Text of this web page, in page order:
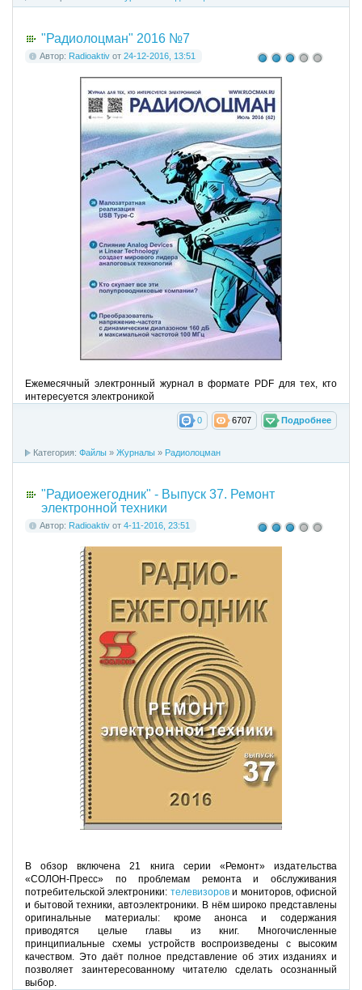
"Радиолоцман" 2016 №7
Автор: Radioaktiv от 24-12-2016, 13:51
Ежемесячный электронный журнал в формате PDF для тех, кто
интересуется электроникой
Подробнее
6707
0
Категория: Файлы » Журналы » Радиолоцман
"Радиоежегодник" - Выпуск 37. Ремонт
электронной техники
Автор: Radioaktiv от 4-11-2016, 23:51
В обзор включена 21 книга серии «Ремонт» издательства
«СОЛОН-Пресс» по проблемам ремонта и обслуживания
потребительской электроники: телевизорови мониторов, офисной
и бытовой техники, автоэлектроники. В нём широко представлены
оригинальные материалы: кроме анонса и содержания
приводятся целые главы из книг. Многочисленные
принципиальные схемы устройств воспроизведены с высоким
качеством. Это даёт полное представление об этих изданиях и
позволяет заинтересованному читателю сделать осознанный
выбор.